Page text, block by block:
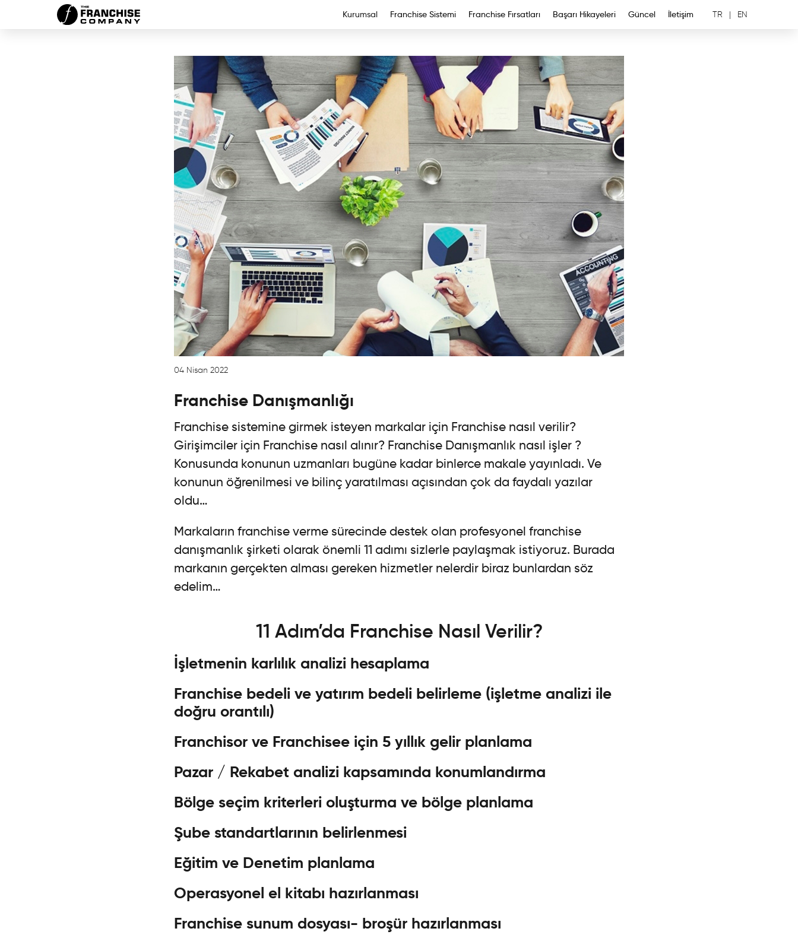
Kurumsal Franchise Sistemi Franchise Fırsatları Başarı Hikayeleri Güncel İletişim TR | EN
04 Nisan 2022
Franchise Danışmanlığı
Franchise sistemine girmek isteyen markalar için Franchise nasıl verilir?
Girişimciler için Franchise nasıl alınır? Franchise Danışmanlık nasıl işler ?
Konusunda konunun uzmanları bugüne kadar binlerce makale yayınladı. Ve
konunun öğrenilmesi ve bilinç yaratılması açısından çok da faydalı yazılar
oldu…
Markaların franchise verme sürecinde destek olan profesyonel franchise
danışmanlık şirketi olarak önemli 11 adımı sizlerle paylaşmak istiyoruz. Burada
markanın gerçekten alması gereken hizmetler nelerdir biraz bunlardan söz
edelim…
11 Adım’da Franchise Nasıl Verilir?
İşletmenin karlılık analizi hesaplama
Franchise bedeli ve yatırım bedeli belirleme (işletme analizi ile
doğru orantılı)
Franchisor ve Franchisee için 5 yıllık gelir planlama
Pazar / Rekabet analizi kapsamında konumlandırma
Bölge seçim kriterleri oluşturma ve bölge planlama
Şube standartlarının belirlenmesi
Eğitim ve Denetim planlama
Operasyonel el kitabı hazırlanması
Franchise sunum dosyası- broşür hazırlanması